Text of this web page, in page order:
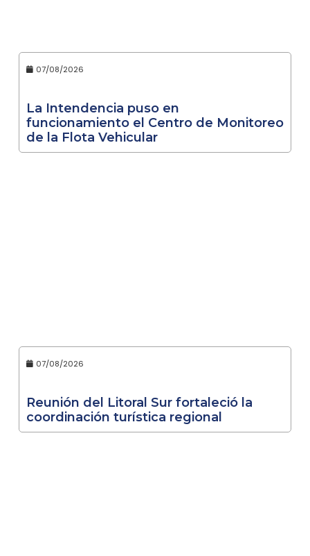
07/08/2026
La Intendencia puso en
funcionamiento el Centro de Monitoreo
de la Flota Vehicular
07/08/2026
Reunión del Litoral Sur fortaleció la
coordinación turística regional